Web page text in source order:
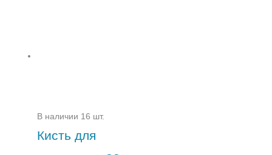
В наличии 16 шт.
Кисть для